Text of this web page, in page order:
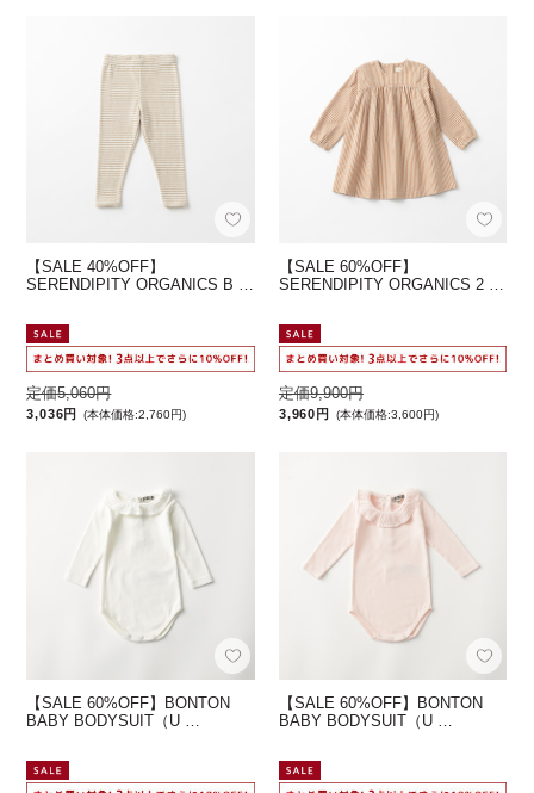
【SALE 40%OFF】
SERENDIPITY ORGANICS B …
定価5,060円
3,036円 (本体価格:2,760円)
【SALE 60%OFF】
SERENDIPITY ORGANICS 2 …
定価9,900円
3,960円 (本体価格:3,600円)
【SALE 60%OFF】BONTON
BABY BODYSUIT（U …
【SALE 60%OFF】BONTON
BABY BODYSUIT（U …